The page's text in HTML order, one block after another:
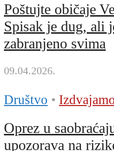
Poštujte običaje
Spisak je dug, ali
zabranjeno svima
09.04.2026.
Društvo •
Oprez u
upozorava na